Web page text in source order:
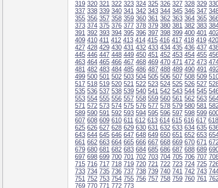
319 320 321 322 323 324 325 326 327 328 329
337 338 339 340 341 342 343 344 345 346 347
355 356 357 358 359 360 361 362 363 364 365
373 374 375 376 377 378 379 380 381 382 383
391 392 393 394 395 396 397 398 399 400 401
409 410 411 412 413 414 415 416 417 418 419 420
427 428 429 430 431 432 433 434 435 436 437
445 446 447 448 449 450 451 452 453 454 455
463 464 465 466 467 468 469 470 471 472 473
481 482 483 484 485 486 487 488 489 490 491
499 500 501 502 503 504 505 506 507 508 509
517 518 519 520 521 522 523 524 525 526 527
535 536 537 538 539 540 541 542 543 544 545
553 554 555 556 557 558 559 560 561 562 563
571 572 573 574 575 576 577 578 579 580 581
589 590 591 592 593 594 595 596 597 598 599
607 608 609 610 611 612 613 614 615 616 617 618
625 626 627 628 629 630 631 632 633 634 635
643 644 645 646 647 648 649 650 651 652 653
661 662 663 664 665 666 667 668 669 670 671
679 680 681 682 683 684 685 686 687 688 689
697 698 699 700 701 702 703 704 705 706 707
715 716 717 718 719 720 721 722 723 724 725
733 734 735 736 737 738 739 740 741 742 743
751 752 753 754 755 756 757 758 759 760 761
769 770 771 772 773